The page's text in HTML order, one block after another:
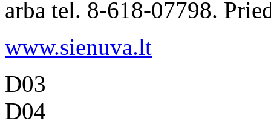
arba tel. 8-618-07798.
www.sienuva.lt
D03
D04